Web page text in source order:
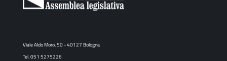
Viale Aldo Moro, 50 - 40127 Bologna
Tel. 051 5275226